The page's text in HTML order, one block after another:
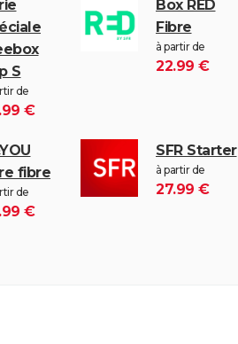
S
de
€
Box RED
Fibre
à partir de
22.99 €
fibre
de
€
SFR Starter
à partir de
27.99 €